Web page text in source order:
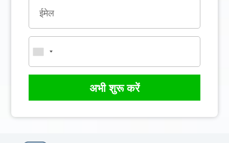
अभी शुरू करें